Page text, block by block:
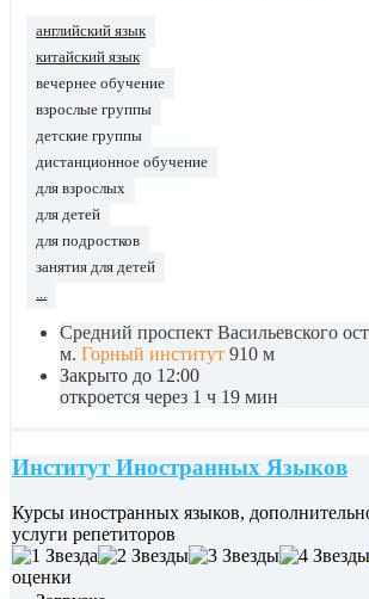
английский язык
китайский язык
вечернее обучение
взрослые группы
детские группы
дистанционное обучение
для взрослых
для детей
для подростков
занятия для детей
...
Средний проспект Васильевского
м. Горный институт 910 м
Закрыто до 12:00
откроется через 1 ч 19 мин
Институт Иностранных Языков
Курсы иностранных языков,
услуги репетиторов
оценки